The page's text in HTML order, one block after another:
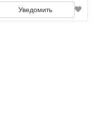
Уведомить